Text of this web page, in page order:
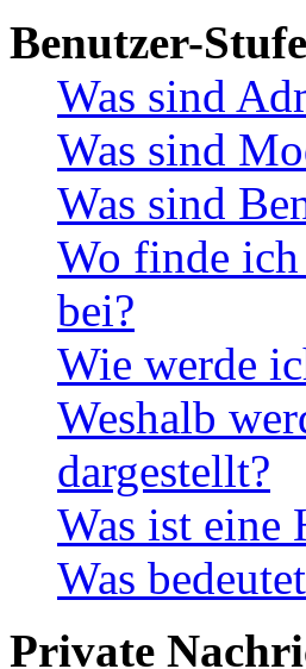
Benutzer-
Was sind
Was sind
Was sind
Wo finde
bei?
Wie werde
Weshalb
dargestellt?
Was ist eine
Was
Private